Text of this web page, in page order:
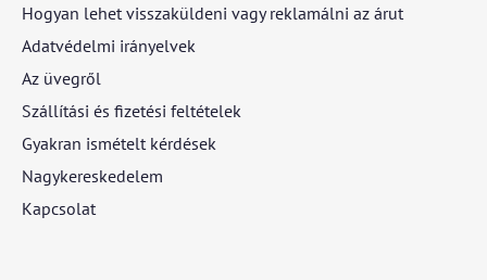
Hogyan lehet visszaküldeni vagy reklamálni az árut
Adatvédelmi irányelvek
Az üvegről
Szállítási és fizetési feltételek
Gyakran ismételt kérdések
Nagykereskedelem
Kapcsolat